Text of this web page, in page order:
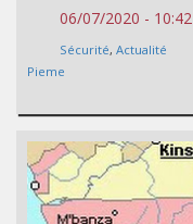
06/07/2020 - 10:42
Sécurité, Actualité
Pieme